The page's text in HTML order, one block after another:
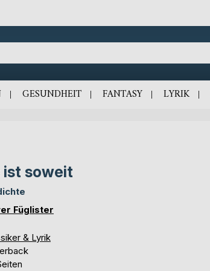
GESUNDHEIT FANTASY LYRIK
ist soweit
Füglister
& Lyrik